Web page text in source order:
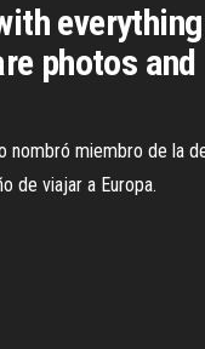
photos
nombró miembro de la
de viajar a Europa.